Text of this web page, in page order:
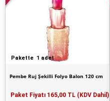
Pakette 1 adet
Pembe Ruj Şekilli Folyo Balon 120 cm
Paket Fiyatı 165,00 TL (KDV Dahil)